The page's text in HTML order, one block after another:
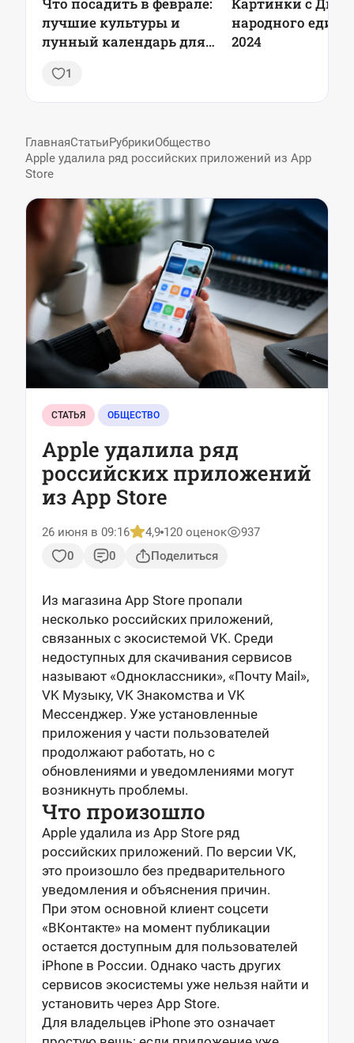
лучшие культуры и
лунный календарь для
1
народного
2024
ГлавнаяСтатьиРубрикиОбщество
Apple удалила ряд российских приложений из App
Store
СТАТЬЯ ОБЩЕСТВО
Apple удалила ряд
российских приложений
из App Store
26 июня в 09:16 4,9 120 оценок
937
0
0 Поделиться
Из магазина App Store пропали
несколько российских приложений,
связанных с экосистемой VK. Среди
недоступных для скачивания сервисов
называют «Одноклассники», «Почту Mail»,
VK Музыку, VK Знакомства и VK
Мессенджер. Уже установленные
приложения у части пользователей
продолжают работать, но с
обновлениями и уведомлениями могут
возникнуть проблемы.
Что произошло
Apple удалила из App Store ряд
российских приложений. По версии VK,
это произошло без предварительного
уведомления и объяснения причин.
При этом основной клиент соцсети
«ВКонтакте» на момент публикации
остается доступным для пользователей
iPhone в России. Однако часть других
сервисов экосистемы уже нельзя найти и
установить через App Store.
Для владельцев iPhone это означает